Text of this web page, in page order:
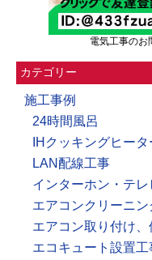
電気工事のお
カテゴリー
施工事例
24時間風呂
IHクッキングヒー
LAN配線工事
インターホン・テ
エアコンクリーニン
エアコン取り付け
エコキュート設置工